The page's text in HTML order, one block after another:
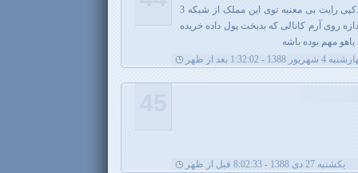
به نظر من اونا کاری با شما نداشتن.کپی رایت بی معنیه توی این مملک از شبکه 3
روی آرم کانالی که بدبخت پول داده خریده
مهم بوده باشه
شهریور 1388 - 1:32:02 بعد از ظهر
يکشنبه 27 دی 1388 - 8:02:33 قبل از ظهر